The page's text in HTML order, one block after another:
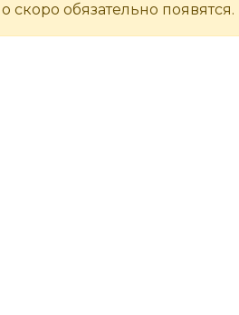
обязательно появятся.